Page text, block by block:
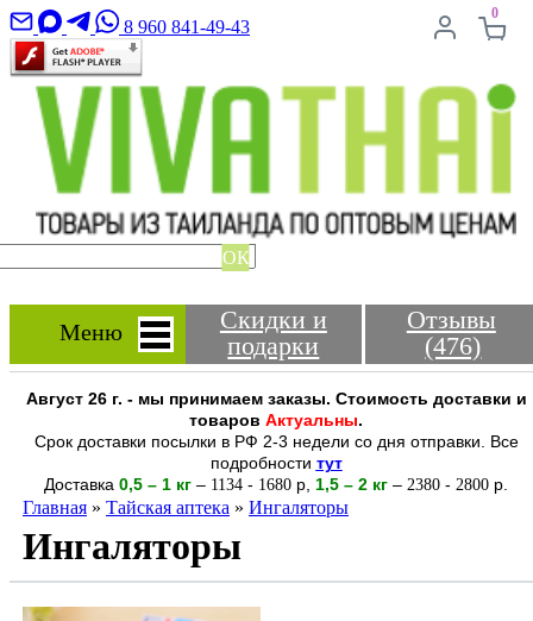
8 960 841-49-43
0
ОК
Меню
Скидки и
подарки
Отзывы
(476)
Август 26 г. - мы принимаем заказы. Стоимость доставки и
товаров Актуальны.
Срок доставки посылки в РФ 2-3 недели со дня отправки. Все
подробности тут
Доставка 0,5 – 1 кг – 1134 - 1680 р 1,5 – 2 кг – 2380 - 2800 р.
Главная » Тайская аптека » Ингаляторы
Ингаляторы